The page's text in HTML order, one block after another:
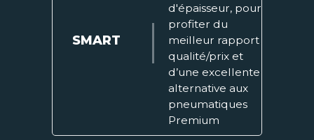
SMART
d'épaisseur, pour
profiter du
meilleur rapport
qualité/prix et
d’une excellente
alternative aux
pneumatiques
Premium